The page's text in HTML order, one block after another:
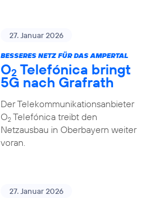
27. Januar 2026
BESSERES NETZ FÜR DAS AMPERTAL
O2 Telefónica bringt
5G nach Grafrath
Der Telekommunikationsanbieter
O2Telefónica treibt den
Netzausbau in Oberbayern weiter
voran.
27. Januar 2026